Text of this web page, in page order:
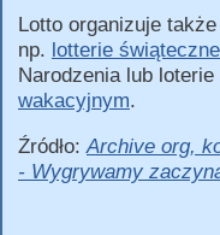
Lotto organizuje
np. lotterie świąteczne
Narodzenia lub
wakacyjnym.
Źródło: Archive org,
- Wygrywamy